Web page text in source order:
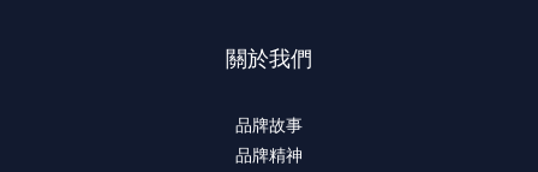
關於我們
品牌故事
品牌精神